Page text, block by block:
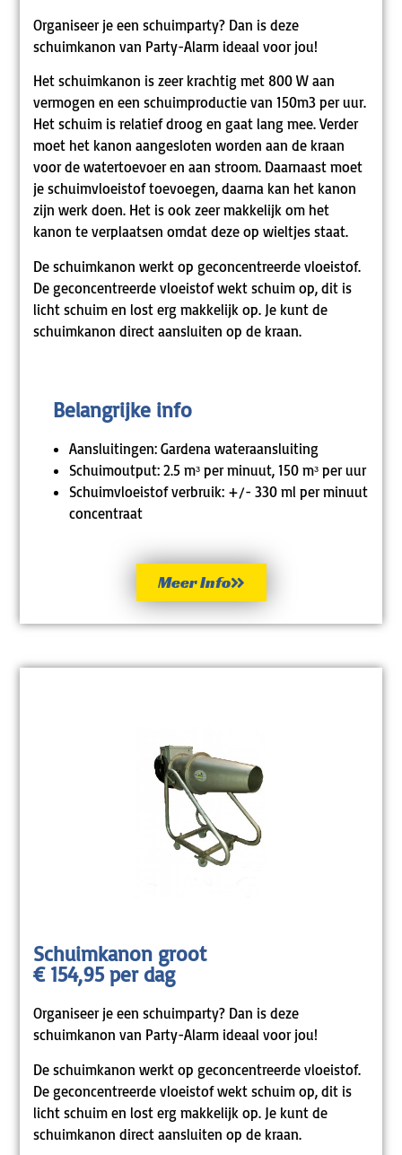
Organiseer je een schuimparty? Dan is deze
schuimkanon van Party-Alarm ideaal voor jou!
Het schuimkanon is zeer krachtig met 800 W aan
vermogen en een schuimproductie van 150m3 per uur.
Het schuim is relatief droog en gaat lang mee. Verder
moet het kanon aangesloten worden aan de kraan
voor de watertoevoer en aan stroom. Daarnaast moet
je schuimvloeistof toevoegen, daarna kan het kanon
zijn werk doen. Het is ook zeer makkelijk om het
kanon te verplaatsen omdat deze op wieltjes staat.
De schuimkanon werkt op geconcentreerde vloeistof.
De geconcentreerde vloeistof wekt schuim op, dit is
licht schuim en lost erg makkelijk op. Je kunt de
schuimkanon direct aansluiten op de kraan.
Belangrijke info
Aansluitingen: Gardena wateraansluiting
Schuimoutput: 2.5 mᶟ per minuut, 150 mᶟ per uur
Schuimvloeistof verbruik: +/- 330 ml per minuut
concentraat
Meer Info
Schuimkanon groot
€ 154,95 per dag
Organiseer je een schuimparty? Dan is deze
schuimkanon van Party-Alarm ideaal voor jou!
De schuimkanon werkt op geconcentreerde vloeistof.
De geconcentreerde vloeistof wekt schuim op, dit is
licht schuim en lost erg makkelijk op. Je kunt de
schuimkanon direct aansluiten op de kraan.